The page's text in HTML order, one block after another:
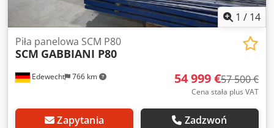
1 / 14
Edewecht 766 km
Piła panelowa SCM P80
SCM GABBIANI P80
54 999 €57 500 €
Cena stała plus VAT
Zapytania Zadzwoń